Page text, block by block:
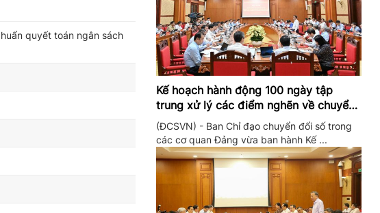
quyết toán ngân sách
Kế hoạch hành động 100 ngày tập
trung xử lý các điểm nghẽn về chuyển
đổi số trong các cơ quan Đảng
(ĐCSVN) - Ban Chỉ đạo chuyển đổi số trong
các cơ quan Đảng vừa ban hành Kế ...